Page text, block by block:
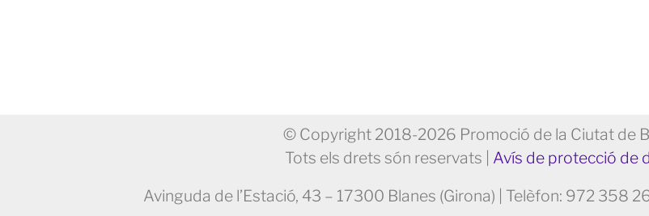
© Copyright 2018-2026 Promoció de la Ciutat de
Tots els drets són reservats | Avís de protecció de
Avinguda de l’Estació, 43 – 17300 Blanes (Girona) | Telèfon: 972 358